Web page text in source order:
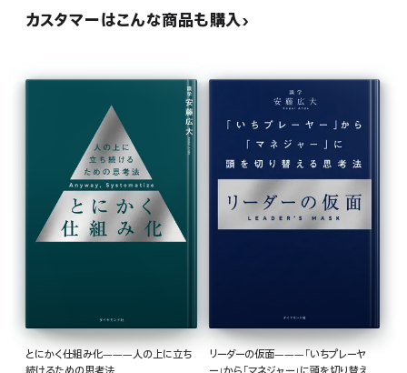
カスタマーはこんな商品も購入
とにかく仕組み化―――人の上に立ち
リーダーの仮面―――「いちプレーヤ